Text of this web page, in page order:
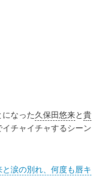
なった久保田悠来と貴
チャイチャするシーン
と涙の別れ、何度も唇キ